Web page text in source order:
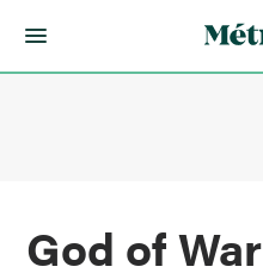
God of War